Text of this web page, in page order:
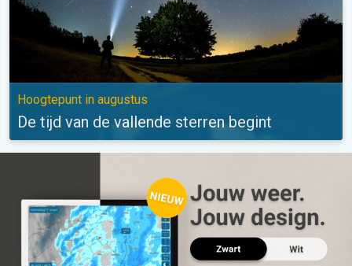
Hoogtepunt in augustus
De tijd van de vallende sterren begint